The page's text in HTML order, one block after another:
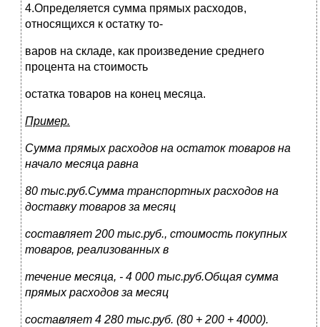
4.Определяется сумма прямых расходов,
относящихся к остатку то-
варов на складе, как произведение среднего
процента на стоимость
остатка товаров на конец месяца.
Пример.
Сумма прямых расходов на остаток товаров на
начало месяца равна
80 тыс.руб.Сумма транспортных расходов на
доставку товаров за месяц
составляет 200 тыс.руб., стоимость покупных
товаров, реализованных в
течение месяца, - 4 000 тыс.руб.Общая сумма
прямых расходов за месяц
составляет 4 280 тыс.руб. (80 + 200 + 4000).